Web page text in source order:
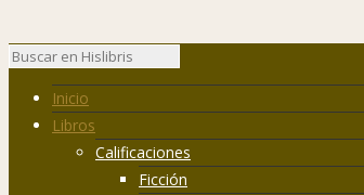
Inicio
Libros
Calificaciones
Ficción